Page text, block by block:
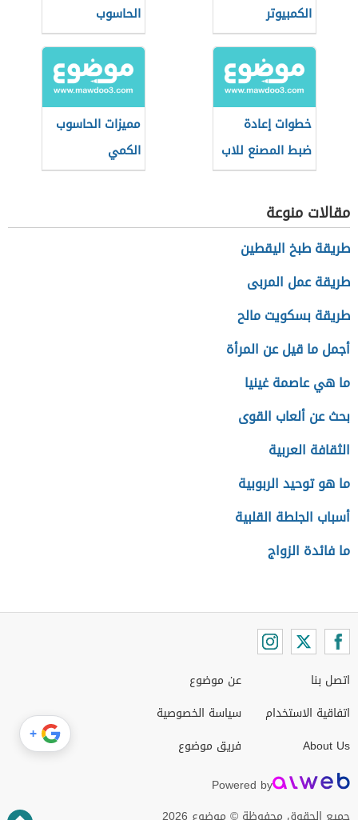
الكمبيوتر
الحاسوب
خطوات إعادة
ضبط المصنع للاب
توب Lenovo
مميزات الحاسوب
الكمي
مقالات منوعة
طريقة طبخ اليقطين
طريقة عمل المربى
طريقة بسكويت مالح
أجمل ما قيل عن المرأة
ما هي عاصمة غينيا
بحث عن ألعاب القوى
الثقافة العربية
ما هو توحيد الربوبية
أسباب الجلطة القلبية
ما فائدة الزواج
اتصل بنا
اتفاقية الاستخدام
About Us
عن موضوع
سياسة الخصوصية
فريق موضوع
Powered by
+